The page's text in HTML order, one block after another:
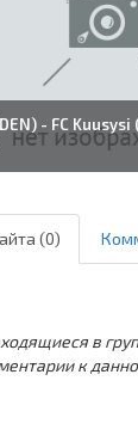
- FC Kuusysi
(0)
в
к